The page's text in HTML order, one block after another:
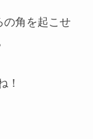
の角を起こせ
！